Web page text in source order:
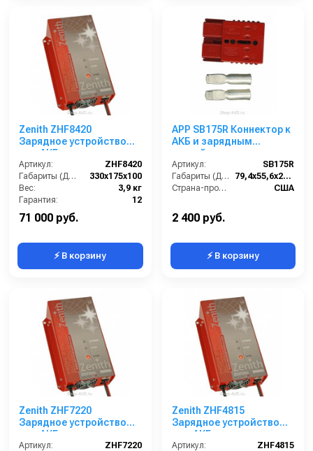
Zenith ZHF8420
Зарядное устройство
для АКБ
Артикул:
ZHF8420
Габариты (ДхШхВ):
330х175х100
Вес:
3,9 кг
Гарантия:
12
71 000 руб.
⚡ В корзину
APP SB175R Коннектор к
АКБ и зарядным
устройствам
Артикул:
SB175R
Габариты (ДхШхВ):
79,4х55,6х25,4
Страна-производитель:
США
2 400 руб.
⚡ В корзину
Zenith ZHF7220
Зарядное устройство
для АКБ
Артикул:
ZHF7220
Zenith ZHF4815
Зарядное устройство
для АКБ
Артикул:
ZHF4815